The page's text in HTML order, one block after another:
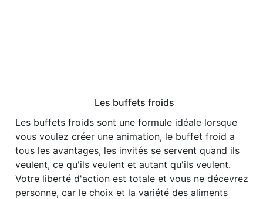
Les buffets froids
Les buffets froids sont une formule idéale lorsque
vous voulez créer une animation, le buffet froid a
tous les avantages, les invités se servent quand ils
veulent, ce qu'ils veulent et autant qu'ils veulent.
Votre liberté d'action est totale et vous ne décevrez
personne, car le choix et la variété des aliments